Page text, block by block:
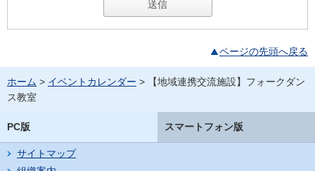
ページの先頭へ戻る
ホーム > イベントカレンダー > 【地域連携交流施設】フォークダン
ス教室
PC版 スマートフォン版
サイトマップ